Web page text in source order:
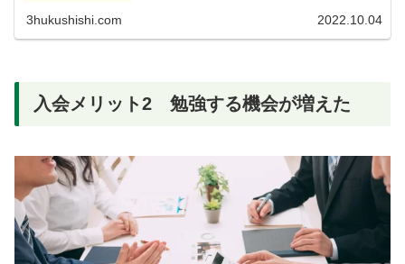
3hukushishi.com 2022.10.04
入会メリット2 勉強する機会が増えた